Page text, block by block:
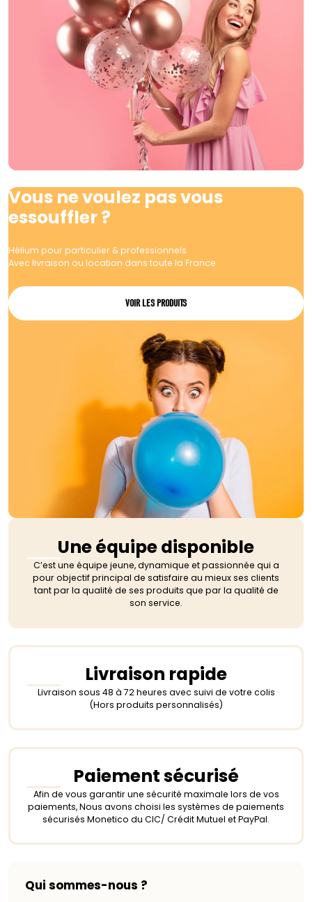
Vous ne voulez pas vous
essouffler ?
Hélium pour particulier & professionnels
Avec livraison ou location dans toute la France
VOIR LES PRODUITS
Une équipe disponible
C’est une équipe jeune, dynamique et passionnée qui a
pour objectif principal de satisfaire au mieux ses clients
tant par la qualité de ses produits que par la qualité de
son service.
Livraison rapide
Livraison sous 48 à 72 heures avec suivi de votre colis
(Hors produits personnalisés)
Paiement sécurisé
Afin de vous garantir une sécurité maximale lors de vos
paiements, Nous avons choisi les systèmes de paiements
sécurisés Monetico du CIC/ Crédit Mutuel et PayPal.
Qui sommes-nous ?